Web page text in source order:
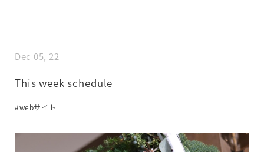
Dec 05, 22
This week schedule
#webサイト